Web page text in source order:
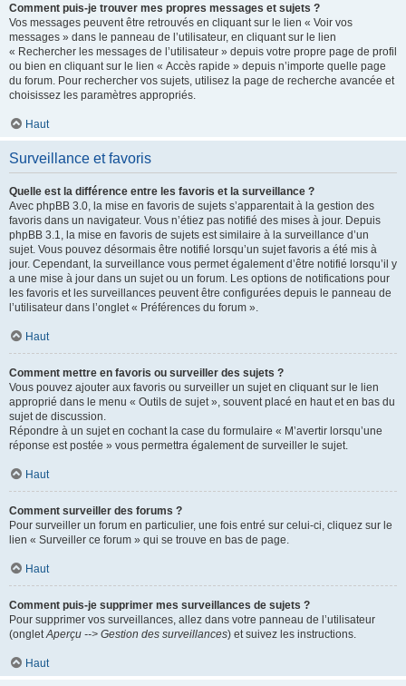
Comment puis-je trouver mes propres messages et sujets ?
Vos messages peuvent être retrouvés en cliquant sur le lien « Voir vos
messages » dans le panneau de l’utilisateur, en cliquant sur le lien
« Rechercher les messages de l’utilisateur » depuis votre propre page de profil
ou bien en cliquant sur le lien « Accès rapide » depuis n’importe quelle page
du forum. Pour rechercher vos sujets, utilisez la page de recherche avancée et
choisissez les paramètres appropriés.
Haut
Surveillance et favoris
Quelle est la différence entre les favoris et la surveillance ?
Avec phpBB 3.0, la mise en favoris de sujets s’apparentait à la gestion des
favoris dans un navigateur. Vous n’étiez pas notifié des mises à jour. Depuis
phpBB 3.1, la mise en favoris de sujets est similaire à la surveillance d’un
sujet. Vous pouvez désormais être notifié lorsqu’un sujet favoris a été mis à
jour. Cependant, la surveillance vous permet également d’être notifié lorsqu’il y
a une mise à jour dans un sujet ou un forum. Les options de notifications pour
les favoris et les surveillances peuvent être configurées depuis le panneau de
l’utilisateur dans l’onglet « Préférences du forum ».
Haut
Comment mettre en favoris ou surveiller des sujets ?
Vous pouvez ajouter aux favoris ou surveiller un sujet en cliquant sur le lien
approprié dans le menu « Outils de sujet », souvent placé en haut et en bas du
sujet de discussion.
Répondre à un sujet en cochant la case du formulaire « M’avertir lorsqu’une
réponse est postée » vous permettra également de surveiller le sujet.
Haut
Comment surveiller des forums ?
Pour surveiller un forum en particulier, une fois entré sur celui-ci, cliquez sur le
lien « Surveiller ce forum » qui se trouve en bas de page.
Haut
Comment puis-je supprimer mes surveillances de sujets ?
Pour supprimer vos surveillances, allez dans votre panneau de l’utilisateur
(ongletAperçu --> Gestion des surveillances) et suivez les instructions.
Haut